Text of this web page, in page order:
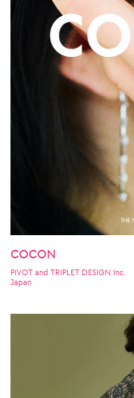
COCON
PIVOT and TRIPLET DESIGN Inc.
Japan